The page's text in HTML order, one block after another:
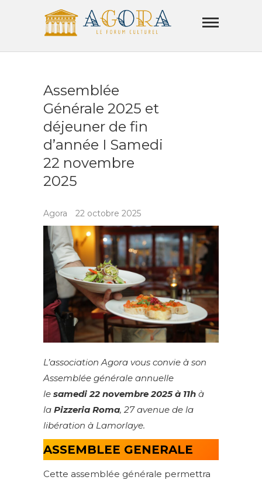
Agora
LE FORUM CULTUREL
Assemblée
Générale 2025 et
déjeuner de fin
d’année I Samedi
22 novembre
2025
Agora 22 octobre 2025
L’association Agora vous convie à son
Assemblée générale annuelle
le samedi 22 novembre 2025 à 11h à
la Pizzeria Roma, 27 avenue de la
libération à Lamorlaye.
ASSEMBLEE GENERALE
Cette assemblée générale permettra